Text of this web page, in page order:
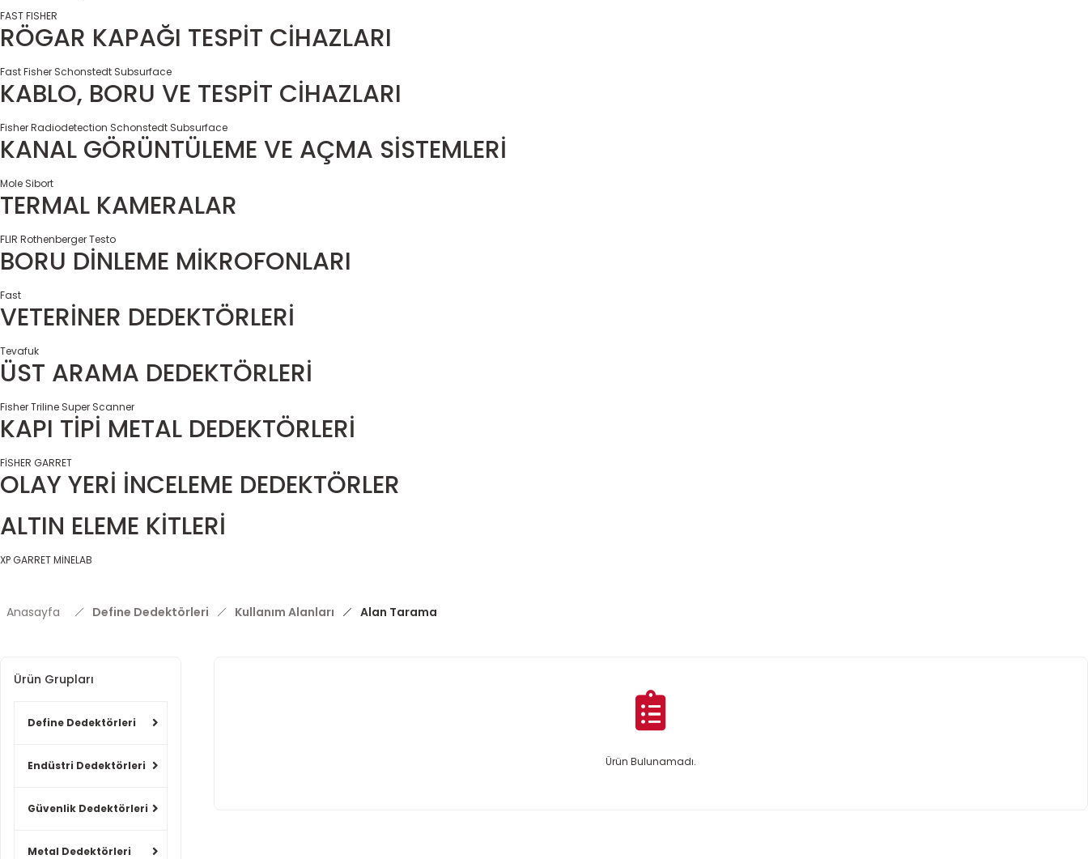
FASTFISHER
RÖGAR KAPAĞI TESPİT CİHAZLARI
FastFisher Schonstedt Subsurface
KABLO, BORU VE TESPİT CİHAZLARI
FisherRadiodetection Schonstedt Subsurface
KANAL GÖRÜNTÜLEME VE AÇMA SİSTEMLERİ
Mole Sibort
TERMAL KAMERALAR
FLIR RothenbergerTesto
BORU DİNLEME MİKROFONLARI
Fast
VETERİNER DEDEKTÖRLERİ
Tevafuk
ÜST ARAMA DEDEKTÖRLERİ
FisherTriline Super Scanner
KAPI TİPİ METAL DEDEKTÖRLERİ
FİSHER GARRET
OLAY YERİ İNCELEME DEDEKTÖRLER
ALTIN ELEME KİTLERİ
XPGARRETMİNELAB
Anasayfa Define Dedektörleri Kullanım Alanları Alan Tarama
Ürün Grupları
Define Dedektörleri
Endüstri Dedektörleri
Güvenlik Dedektörleri
Metal Dedektörleri
Ürün Bulunamadı.